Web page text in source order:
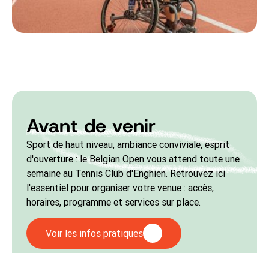
Avant de venir
Sport de haut niveau, ambiance conviviale, esprit
d'ouverture : le Belgian Open vous attend toute une
semaine au Tennis Club d'Enghien. Retrouvez ici
l'essentiel pour organiser votre venue : accès,
horaires, programme et services sur place.
Voir les infos pratiques